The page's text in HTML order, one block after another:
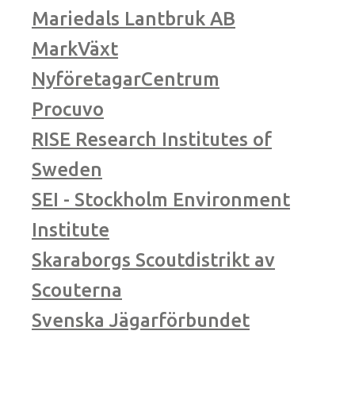
Mariedals Lantbruk AB
MarkVäxt
NyföretagarCentrum
Procuvo
RISE Research Institutes of
Sweden
SEI - Stockholm Environment
Institute
Skaraborgs Scoutdistrikt av
Scouterna
Svenska Jägarförbundet